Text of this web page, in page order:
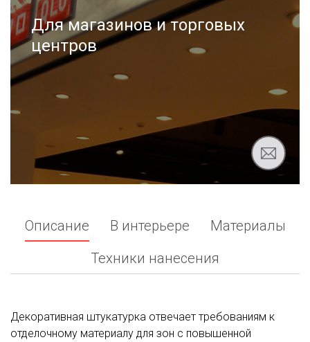
Для магазинов и торговых
центров
Описание В интерьере
Материалы
Техники нанесения
Декоративная штукатурка отвечает требованиям к
отделочному материалу для зон с повышенной